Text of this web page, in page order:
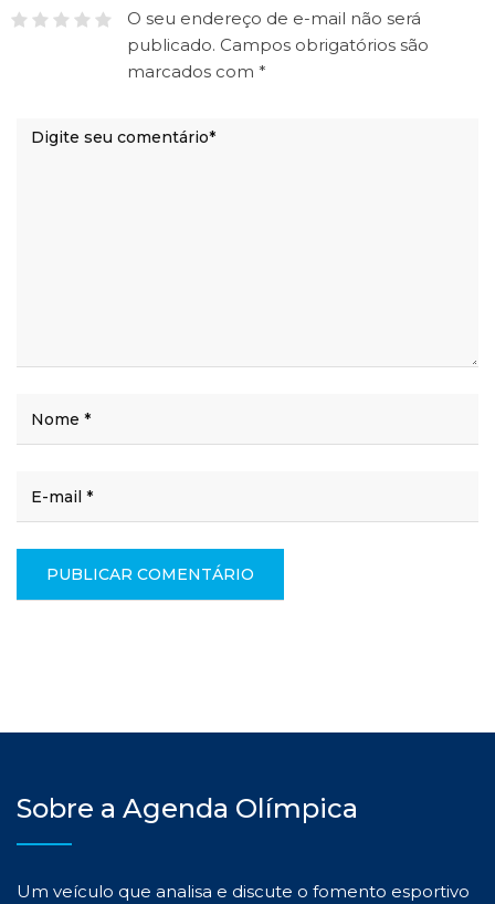
O seu endereço de e-mail não será
publicado. Campos obrigatórios são
marcados com *
Sobre a Agenda Olímpica
Um veículo que analisa e discute o fomento esportivo